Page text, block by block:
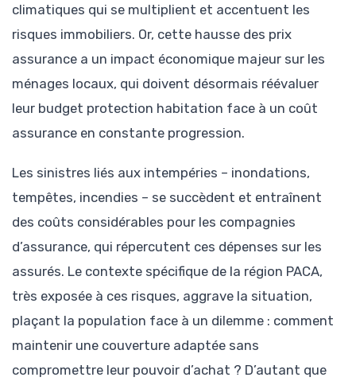
climatiques qui se multiplient et accentuent les
risques immobiliers. Or, cette hausse des prix
assurance a un impact économique majeur sur les
ménages locaux, qui doivent désormais réévaluer
leur budget protection habitation face à un coût
assurance en constante progression.
Les sinistres liés aux intempéries – inondations,
tempêtes, incendies – se succèdent et entraînent
des coûts considérables pour les compagnies
d’assurance, qui répercutent ces dépenses sur les
assurés. Le contexte spécifique de la région PACA,
très exposée à ces risques, aggrave la situation,
plaçant la population face à un dilemme : comment
maintenir une couverture adaptée sans
compromettre leur pouvoir d’achat ? D’autant que